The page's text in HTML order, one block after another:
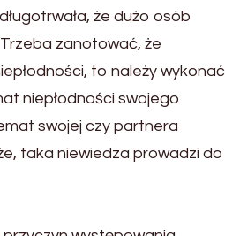
że dużo osób
zanotować, że
to należy wykonać
niepłodności swojego
swojej czy partnera
taka niewiedza prowadzi do